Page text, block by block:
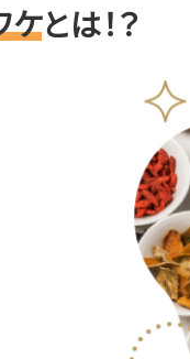
ケとは！？